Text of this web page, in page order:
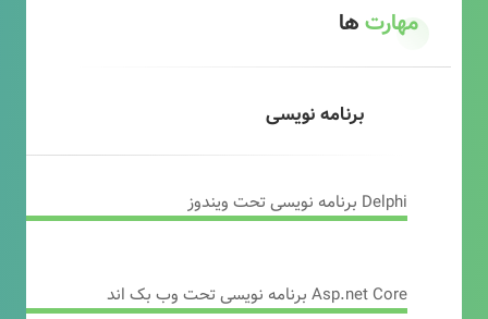
مهارتها
برنامه نویسی
Delphi برنامه نویسی تحت ویندوز
Asp.net Core برنامه نویسی تحت وب بک اند